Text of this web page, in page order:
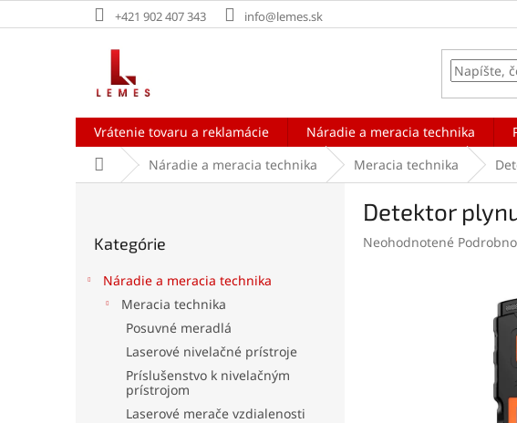
na
+421 902 407 343 info@lemes.sk
Vrátenie tovaru a reklamácie Náradie a meracia technika
DomovNáradie a meracia technika Meracia technika
kategórie
Kategórie
Náradie a meracia technika
Meracia technika
Posuvné meradlá
Laserové nivelačné prístroje
Príslušenstvo k nivelačným
prístrojom
Laserové merače vzdialenosti
Detektor
Priemerné
Neohodnotené